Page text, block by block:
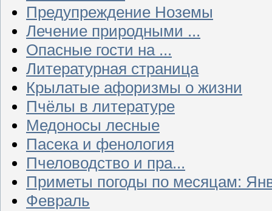
Предупреждение Ноземы
Лечение природными ...
Опасные гости на ...
Литературная страница
Крылатые афоризмы о жизни
Пчёлы в литературе
Медоносы лесные
Пасека и фенология
Пчеловодство и пра...
Приметы погоды по месяцам:
Февраль